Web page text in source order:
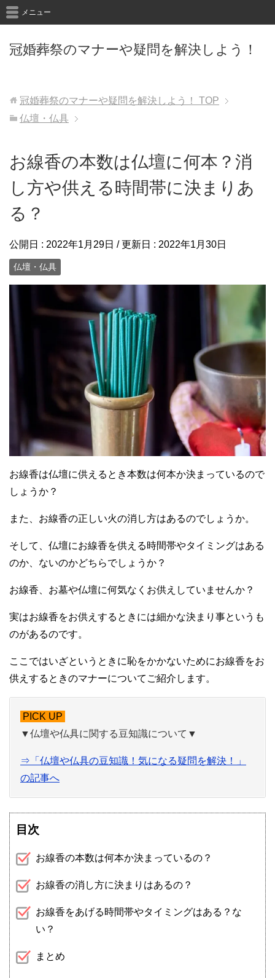
冠婚葬祭のマナーや疑問を解決しよう！
メニュー
冠婚葬祭のマナーや疑問を解決しよう！
TOP
仏壇・仏具
お線香の本数は仏壇に何本？消
し方や供える時間帯に決まりあ
る？
公開日 : 2022年1月29日 / 更新日 : 2022年1月30日
仏壇・仏具
お線香は仏壇に供えるとき本数は何本か決まっているので
しょうか？
また、お線香の正しい火の消し方はあるのでしょうか。
そして、仏壇にお線香を供える時間帯やタイミングはある
のか、ないのかどちらでしょうか？
お線香、お墓や仏壇に何気なくお供えしていませんか？
実はお線香をお供えするときには細かな決まり事というも
のがあるのです。
ここではいざというときに恥をかかないためにお線香をお
供えするときのマナーについてご紹介します。
PICK UP
▼仏壇や仏具に関する豆知識について▼
⇒「仏壇や仏具の豆知識！気になる疑問を解決！」
の記事へ
目次
お線香の本数は何本か決まっているの？
お線香の消し方に決まりはあるの？
お線香をあげる時間帯やタイミングはある？な
い？
まとめ